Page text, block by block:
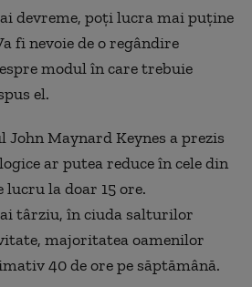
devreme, poți lucra mai puține
fi nevoie de o regândire
modul în care trebuie
el.
John Maynard Keynes a prezis
ar putea reduce în cele din
la doar 15 ore.
târziu, în ciuda salturilor
majoritatea oamenilor
40 de ore pe săptămână.